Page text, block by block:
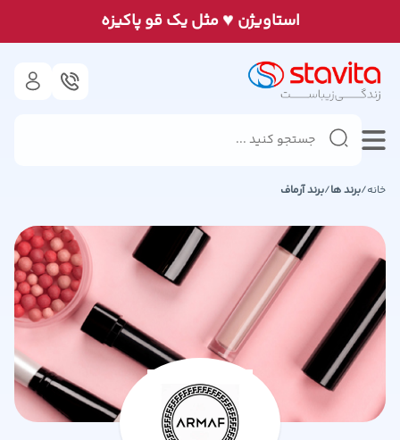
استاويژن ♥مثل يک قو پاكيزه
خانه/برند ها/برندآرماف